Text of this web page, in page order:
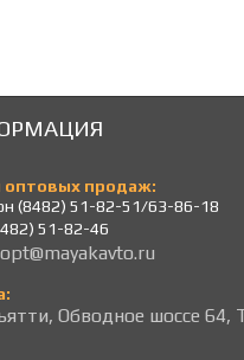
оптовых продаж:
(8482) 51-82-51/63-86-18
51-82-46
opt@mayakavto.ru
Обводное шоссе 64,